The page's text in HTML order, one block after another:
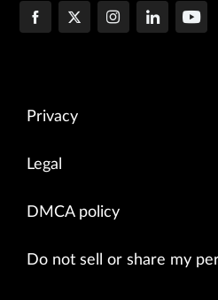
Privacy
Legal
DMCA policy
Do not sell or share my